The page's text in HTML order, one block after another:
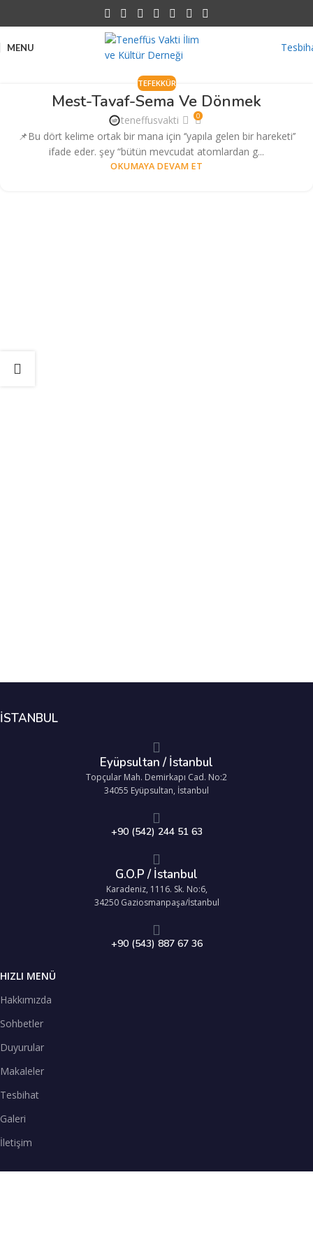
MENU
TEFEKKÜR
Mest-Tavaf-Sema Ve Dönmek
teneffusvakti 0
📌Bu dört kelime ortak bir mana için ‘’yapıla gelen bir hareketi’’
ifade eder. şey “bütün mevcudat atomlardan g...
OKUMAYA DEVAM ET
İSTANBUL
Eyüpsultan / İstanbul
Topçular Mah. Demirkapı Cad. No:2
34055 Eyüpsultan, İstanbul
+90 (542) 244 51 63
G.O.P / İstanbul
Karadeniz, 1116. Sk. No:6,
34250 Gaziosmanpaşa/İstanbul
+90 (543) 887 67 36
HIZLI MENÜ
Hakkımızda
Sohbetler
Duyurular
Makaleler
Tesbihat
Galeri
İletişim